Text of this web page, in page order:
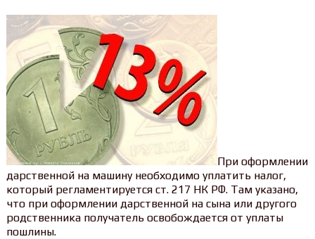
При оформлении
дарственной на машину необходимо уплатить налог,
который регламентируется ст. 217 НК РФ. Там указано,
что при оформлении дарственной на сына или другого
родственника получатель освобождается от уплаты
пошлины.